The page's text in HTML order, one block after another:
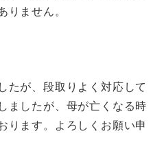
ません。
たが、段取りよく対応して
ましたが、母が亡くなる時
ります。よろしくお願い申